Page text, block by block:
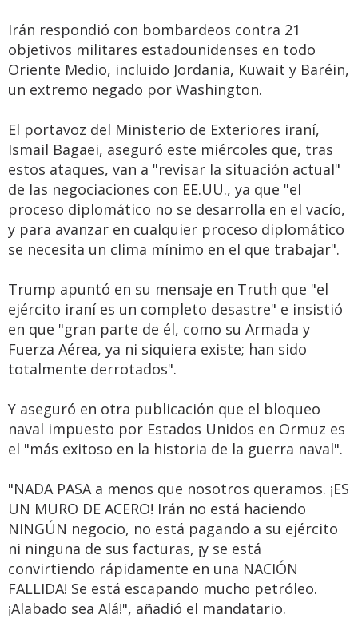
Irán respondió con bombardeos contra 21
objetivos militares estadounidenses en todo
Oriente Medio, incluido Jordania, Kuwait y Baréin,
un extremo negado por Washington.
El portavoz del Ministerio de Exteriores iraní,
Ismail Bagaei, aseguró este miércoles que, tras
estos ataques, van a "revisar la situación actual"
de las negociaciones con EE.UU., ya que "el
proceso diplomático no se desarrolla en el vacío,
y para avanzar en cualquier proceso diplomático
se necesita un clima mínimo en el que trabajar".
Trump apuntó en su mensaje en Truth que "el
ejército iraní es un completo desastre" e insistió
en que "gran parte de él, como su Armada y
Fuerza Aérea, ya ni siquiera existe; han sido
totalmente derrotados".
Y aseguró en otra publicación que el bloqueo
naval impuesto por Estados Unidos en Ormuz es
el "más exitoso en la historia de la guerra naval".
"NADA PASA a menos que nosotros queramos. ¡ES
UN MURO DE ACERO! Irán no está haciendo
NINGÚN negocio, no está pagando a su ejército
ni ninguna de sus facturas, ¡y se está
convirtiendo rápidamente en una NACIÓN
FALLIDA! Se está escapando mucho petróleo.
¡Alabado sea Alá!", añadió el mandatario.